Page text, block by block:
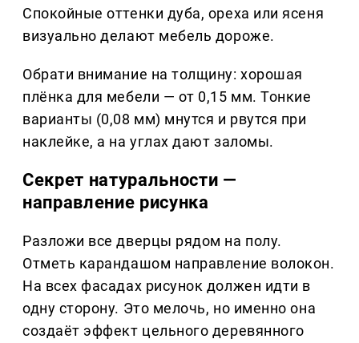
Спокойные оттенки дуба, ореха или ясеня
визуально делают мебель дороже.
Обрати внимание на толщину: хорошая
плёнка для мебели — от 0,15 мм. Тонкие
варианты (0,08 мм) мнутся и рвутся при
наклейке, а на углах дают заломы.
Секрет натуральности —
направление рисунка
Разложи все дверцы рядом на полу.
Отметь карандашом направление волокон.
На всех фасадах рисунок должен идти в
одну сторону. Это мелочь, но именно она
создаёт эффект цельного деревянного